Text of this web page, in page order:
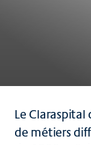
Le
de métiers